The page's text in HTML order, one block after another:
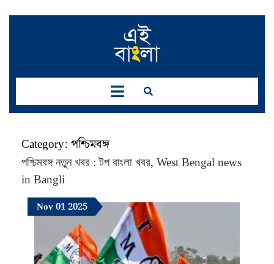
Open
Button
Category:পশ্চিমবঙ্গ
পশ্চিমবঙ্গ নতুন খবর : টপ বাংলা খবর, West Bengal news
in Bangli
NovNovember
1,
2025
01November
1,
2025
2025November
1,
2025